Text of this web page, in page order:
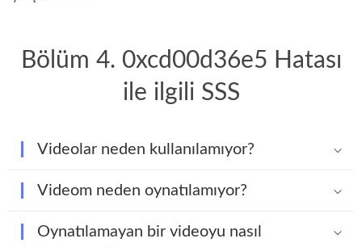
Bölüm 4. 0xcd00d36e5 Hatası
ile ilgili SSS
Videolar neden kullanılamıyor?
Videom neden oynatılamıyor?
Oynatılamayan bir videoyu nasıl